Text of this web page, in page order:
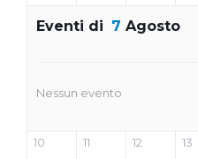
Eventi di 7 Agosto
Nessun evento
10 11 12 13